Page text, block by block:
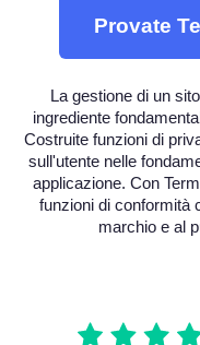
La gestione di un
ingrediente
Costruite funzioni di
sull'utente nelle
applicazione. Con
funzioni di conformità
marchio e al
Provate